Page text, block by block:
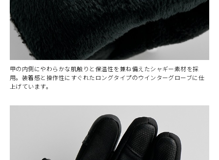
甲の内側にやわらかな肌触りと保温性を兼ね備えたシャギー素材を採
用。装着感と操作性にすぐれたロングタイプのウインターグローブに仕
上げています。